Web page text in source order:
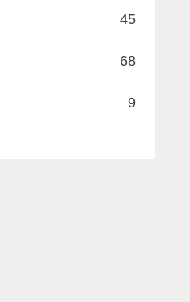
45
68
9